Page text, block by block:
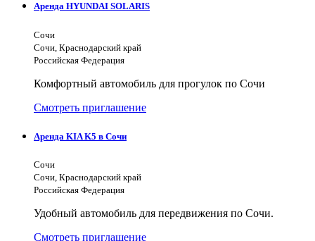
Аренда HYUNDAI SOLARIS
Сочи
Сочи, Краснодарский край
Российская Федерация
Комфортный автомобиль для прогулок по Сочи
Смотреть приглашение
Аренда KIA K5 в Сочи
Сочи
Сочи, Краснодарский край
Российская Федерация
Удобный автомобиль для передвижения по Сочи.
Смотреть приглашение